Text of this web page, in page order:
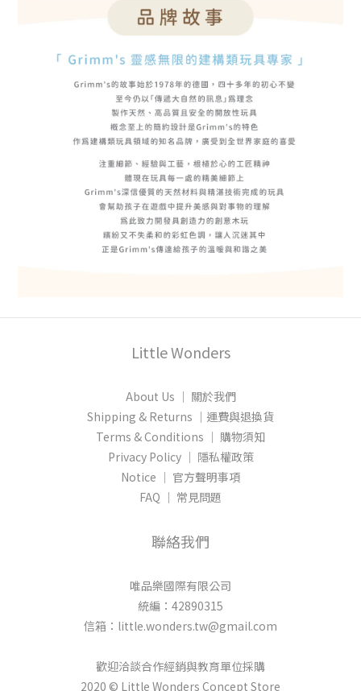
Little Wonders
About Us │ 關於我們
Shipping & Returns │運費與退換貨
Terms & Conditions │ 購物須知
Privacy Policy │ 隱私權政策
Notice │ 官方聲明事項
FAQ │ 常見問題
聯絡我們
唯品樂國際有限公司
統編：42890315
信箱：little.wonders.tw@gmail.com
歡迎洽談合作經銷與教育單位採購
2020 © Little Wonders Concept Store